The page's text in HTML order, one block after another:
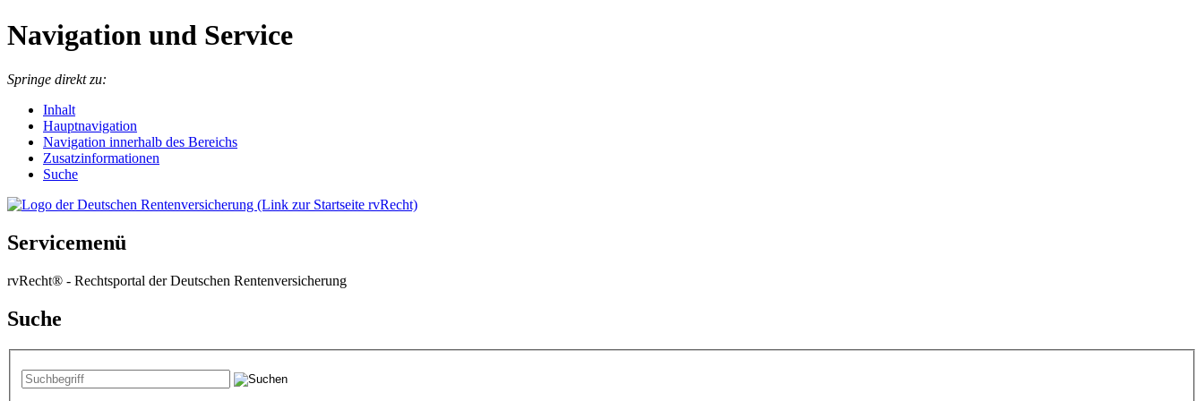
Navigation und Service
Springe direkt zu:
Inhalt
Hauptnavigation
Navigation innerhalb des Bereichs
Zusatzinformationen
Suche
Servicemenü
rvRecht® - Rechtsportal der Deutschen Rentenversicherung
Suche